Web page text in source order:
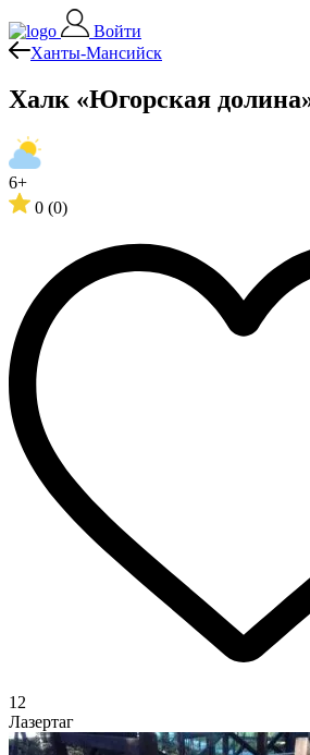
Войти
Ханты-Мансийск
Халк «Югорская
6+
0 (0)
12
Лазертаг